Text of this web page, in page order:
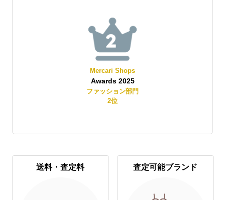
Mercari Shops
Awards 2025
ファッション部門
2位
送料・査定料 査定可能ブランド